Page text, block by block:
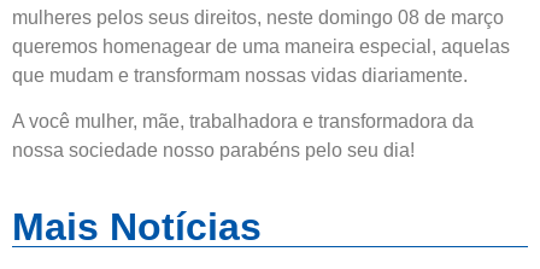
mulheres pelos seus direitos, neste domingo 08 de março
queremos homenagear de uma maneira especial, aquelas
que mudam e transformam nossas vidas diariamente.
A você mulher, mãe, trabalhadora e transformadora da
nossa sociedade nosso parabéns pelo seu dia!
Mais Notícias